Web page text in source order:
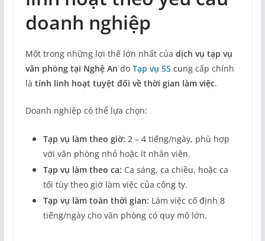
doanh nghiệp
Một trong những lợi thế lớn nhất của dịch vụ tạp vụ
văn phòng tại Nghệ An do Tạp vụ 5S cung cấp chính
là tính linh hoạt tuyệt đối về thời gian làm việc.
Doanh nghiệp có thể lựa chọn:
Tạp vụ làm theo giờ: 2 – 4 tiếng/ngày, phù hợp
với văn phòng nhỏ hoặc ít nhân viên.
Tạp vụ làm theo ca: Ca sáng, ca chiều, hoặc ca
tối tùy theo giờ làm việc của công ty.
Tạp vụ làm toàn thời gian: Làm việc cố định 8
tiếng/ngày cho văn phòng có quy mô lớn.